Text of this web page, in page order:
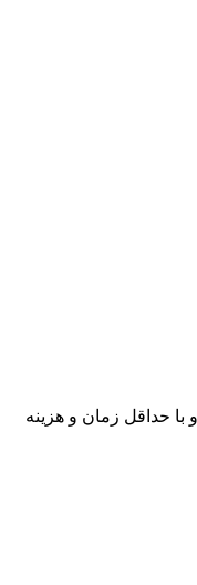
با حداقل زمان و هزینه